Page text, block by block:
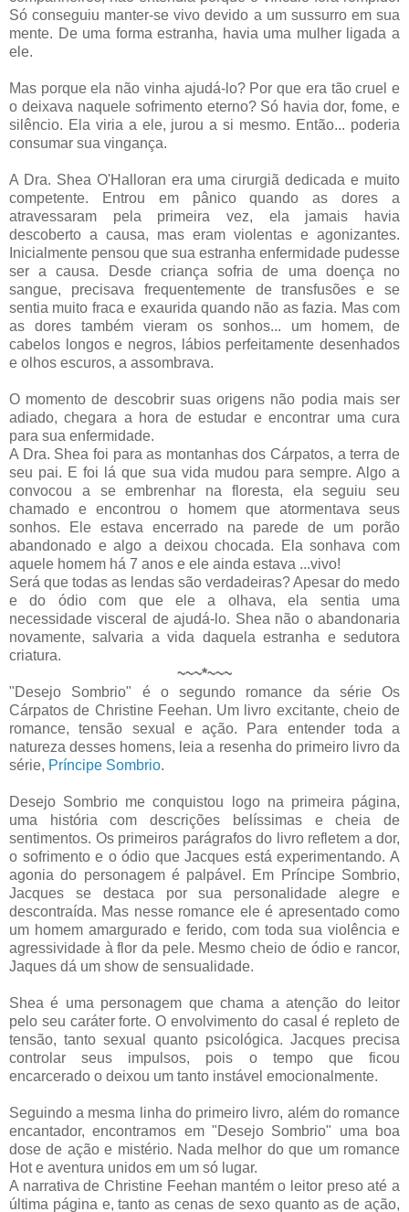
Só conseguiu manter-se vivo devido a um sussurro em sua
mente. De uma forma estranha, havia uma mulher ligada a
ele.
Mas porque ela não vinha ajudá-lo? Por que era tão cruel e
o deixava naquele sofrimento eterno? Só havia dor, fome, e
silêncio. Ela viria a ele, jurou a si mesmo. Então... poderia
consumar sua vingança.
A Dra. Shea O'Halloran era uma cirurgiã dedicada e muito
competente. Entrou em pânico quando as dores a
atravessaram pela primeira vez, ela jamais havia
descoberto a causa, mas eram violentas e agonizantes.
Inicialmente pensou que sua estranha enfermidade pudesse
ser a causa. Desde criança sofria de uma doença no
sangue, precisava frequentemente de transfusões e se
sentia muito fraca e exaurida quando não as fazia. Mas com
as dores também vieram os sonhos... um homem, de
cabelos longos e negros, lábios perfeitamente desenhados
e olhos escuros, a assombrava.
O momento de descobrir suas origens não podia mais ser
adiado, chegara a hora de estudar e encontrar uma cura
para sua enfermidade.
A Dra. Shea foi para as montanhas dos Cárpatos, a terra de
seu pai. E foi lá que sua vida mudou para sempre. Algo a
convocou a se embrenhar na floresta, ela seguiu seu
chamado e encontrou o homem que atormentava seus
sonhos. Ele estava encerrado na parede de um porão
abandonado e algo a deixou chocada. Ela sonhava com
aquele homem há 7 anos e ele ainda estava ...vivo!
Será que todas as lendas são verdadeiras? Apesar do medo
e do ódio com que ele a olhava, ela sentia uma
necessidade visceral de ajudá-lo. Shea não o abandonaria
novamente, salvaria a vida daquela estranha e sedutora
criatura.
~~~*~~~
"Desejo Sombrio" é o segundo romance da série Os
Cárpatos de Christine Feehan. Um livro excitante, cheio de
romance, tensão sexual e ação. Para entender toda a
natureza desses homens, leia a resenha do primeiro livro da
série, Príncipe Sombrio.
Desejo Sombrio me conquistou logo na primeira página,
uma história com descrições belíssimas e cheia de
sentimentos. Os primeiros parágrafos do livro refletem a dor,
o sofrimento e o ódio que Jacques está experimentando. A
agonia do personagem é palpável. Em Príncipe Sombrio,
Jacques se destaca por sua personalidade alegre e
descontraída. Mas nesse romance ele é apresentado como
um homem amargurado e ferido, com toda sua violência e
agressividade à flor da pele. Mesmo cheio de ódio e rancor,
Jaques dá um show de sensualidade.
Shea é uma personagem que chama a atenção do leitor
pelo seu caráter forte. O envolvimento do casal é repleto de
tensão, tanto sexual quanto psicológica. Jacques precisa
controlar seus impulsos, pois o tempo que ficou
encarcerado o deixou um tanto instável emocionalmente.
Seguindo a mesma linha do primeiro livro, além do romance
encantador, encontramos em "Desejo Sombrio" uma boa
dose de ação e mistério. Nada melhor do que um romance
Hot e aventura unidos em um só lugar.
A narrativa de Christine Feehan mantém o leitor preso até a
última página e, tanto as cenas de sexo quanto as de ação,